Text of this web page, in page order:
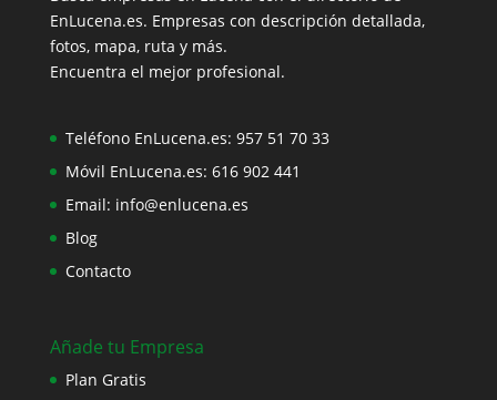
EnLucena.es. Empresas con descripción detallada,
fotos, mapa, ruta y más.
Encuentra el mejor profesional.
Teléfono EnLucena.es: 957 51 70 33
Móvil EnLucena.es: 616 902 441
Email: info@enlucena.es
Blog
Contacto
Añade tu Empresa
Plan Gratis